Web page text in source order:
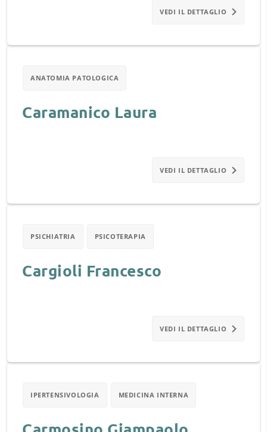
VEDI IL DETTAGLIO
ANATOMIA PATOLOGICA
Caramanico Laura
VEDI IL DETTAGLIO
PSICHIATRIA PSICOTERAPIA
Cargioli Francesco
VEDI IL DETTAGLIO
IPERTENSIVOLOGIA MEDICINA INTERNA